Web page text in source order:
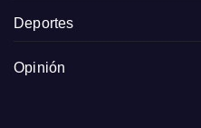
Deportes
Opinión